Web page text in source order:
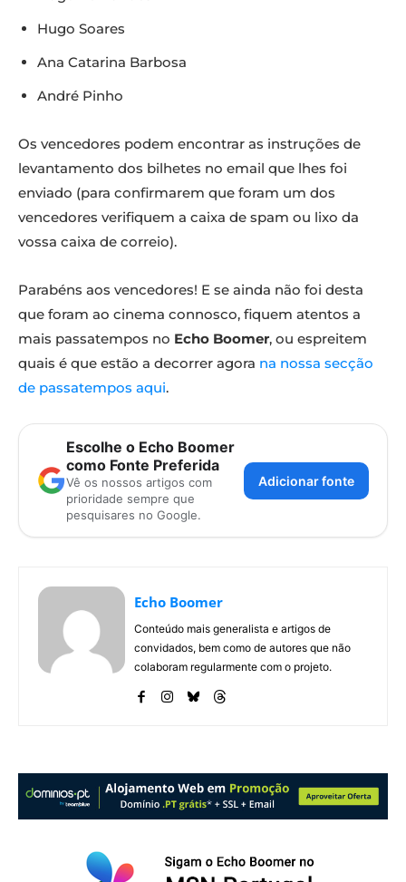
Hugo Soares
Ana Catarina Barbosa
André Pinho
Os vencedores podem encontrar as instruções de
levantamento dos bilhetes no email que lhes foi
enviado (para confirmarem que foram um dos
vencedores verifiquem a caixa de spam ou lixo da
vossa caixa de correio).
Parabéns aos vencedores! E se ainda não foi desta
que foram ao cinema connosco, fiquem atentos a
mais passatempos no Echo Boomer, ou espreitem
quais é que estão a decorrer agora na nossa secção
de passatempos aqui.
Escolhe o Echo Boomer
como Fonte Preferida
Vê os nossos artigos com
prioridade sempre que
pesquisares no Google.
Adicionar fonte
Echo Boomer
Conteúdo mais generalista e artigos de
convidados, bem como de autores que não
colaboram regularmente com o projeto.